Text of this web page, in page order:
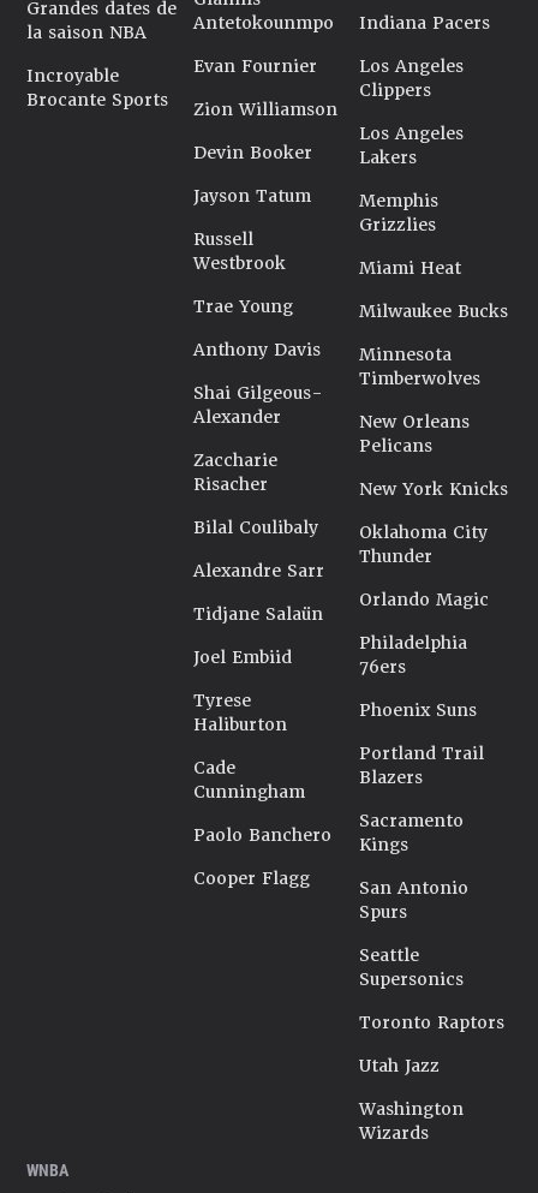
Grandes dates de
la saison NBA
Incroyable
Brocante Sports
Antetokounmpo
Evan Fournier
Zion Williamson
Devin Booker
Jayson Tatum
Russell
Westbrook
Trae Young
Anthony Davis
Shai Gilgeous-
Alexander
Zaccharie
Risacher
Bilal Coulibaly
Alexandre Sarr
Tidjane Salaün
Joel Embiid
Tyrese
Haliburton
Cade
Cunningham
Paolo Banchero
Cooper Flagg
Indiana Pacers
Los Angeles
Clippers
Los Angeles
Lakers
Memphis
Grizzlies
Miami Heat
Milwaukee Bucks
Minnesota
Timberwolves
New Orleans
Pelicans
New York Knicks
Oklahoma City
Thunder
Orlando Magic
Philadelphia
76ers
Phoenix Suns
Portland Trail
Blazers
Sacramento
Kings
San Antonio
Spurs
Seattle
Supersonics
Toronto Raptors
Utah Jazz
Washington
Wizards
WNBA